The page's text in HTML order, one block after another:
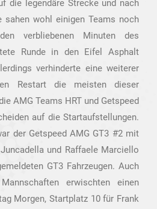
die legendäre Strecke und nach
sahen wohl einigen Teams noch
verbliebenen Minuten des
Runde in den Eifel Asphalt
verhinderte eine weiterer
Restart die meisten dieser
AMG Teams HRT und Getspeed
auf die Startaufstellungen.
der Getspeed AMG GT3 #2 mit
und Raffaele Marciello
GT3 Fahrzeugen. Auch
erwischten einen
Morgen, Startplatz 10 für Frank